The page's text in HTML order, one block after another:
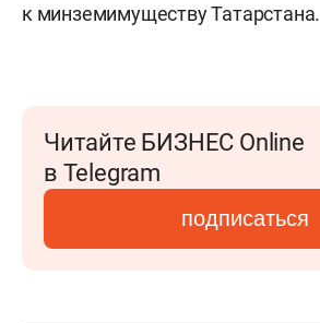
к минземимуществу Татарстана.
Читайте БИЗНЕС Online
в Telegram
подписаться